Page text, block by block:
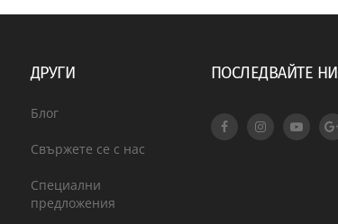
ДРУГИ
Блог
Свържете се с нас
Специални
предложения
ПОСЛЕДВАЙТЕ НИ